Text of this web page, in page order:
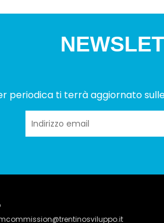
periodica ti terrà aggiornato